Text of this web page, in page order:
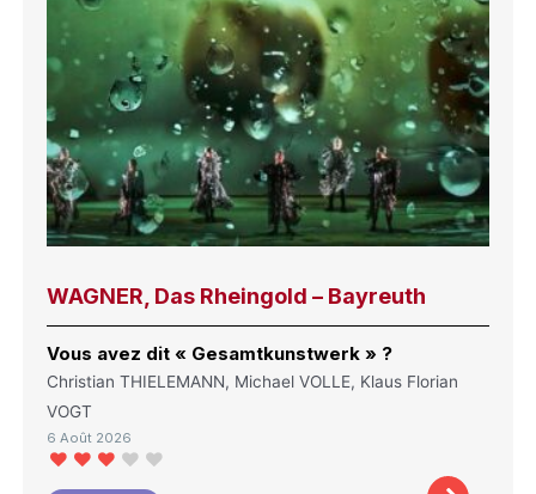
WAGNER, Das Rheingold – Bayreuth
Vous avez dit « Gesamtkunstwerk » ?
Christian THIELEMANN, Michael VOLLE, Klaus Florian
VOGT
6 Août 2026